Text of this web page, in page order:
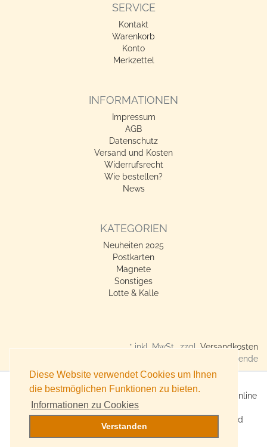
SERVICE
Kontakt
Warenkorb
Konto
Merkzettel
INFORMATIONEN
Impressum
AGB
Datenschutz
Versand und Kosten
Widerrufsrecht
Wie bestellen?
News
KATEGORIEN
Neuheiten 2025
Postkarten
Magnete
Sonstiges
Lotte & Kalle
* inkl. MwSt., zzgl.Versandkosten
Verkauf nur an Gewerbetreibende
X360° Postkarten-Shop - Geschenkideen für alle Anlässe online
kaufen
Online Versand für Trend-Produkte, Lifestyle-Artikel und
Accessoires
Diese Website verwendet Cookies um Ihnen
die bestmöglichen Funktionen zu bieten.
Informationen zu Cookies
Verstanden